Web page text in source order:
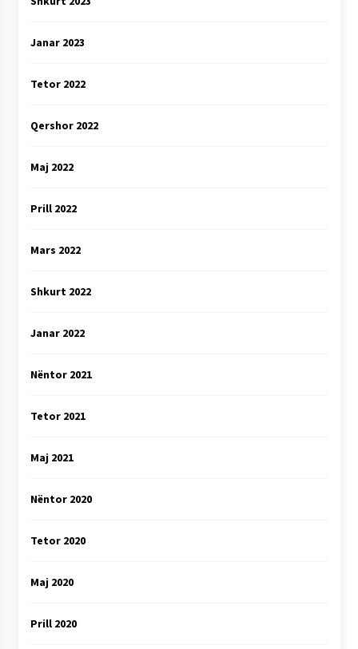
Janar 2023
Tetor 2022
Qershor 2022
Maj 2022
Prill 2022
Mars 2022
Shkurt 2022
Janar 2022
Nëntor 2021
Tetor 2021
Maj 2021
Nëntor 2020
Tetor 2020
Maj 2020
Prill 2020